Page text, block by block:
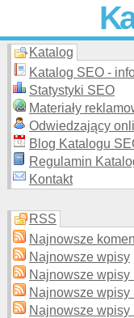
Skuteczna i
Katalog
Katalog SEO -
Statystyki SEO
Materiały
Odwiedzający
Blog Katalogu
Regulamin
Kontakt
RSS
Najnowsze
Najnowsze wpisy
Najnowsze wpisy
Najnowsze wpisy
Najnowsze wpisy